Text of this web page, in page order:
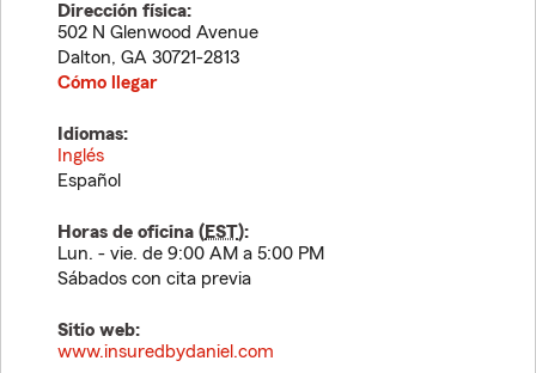
Dirección física:
502 N Glenwood Avenue
Dalton, GA 30721-2813
Cómo llegar
Idiomas:
Inglés
Español
Horas de oficina (EST):
Lun. - vie. de 9:00 AM a 5:00 PM
Sábados con cita previa
Sitio web:
www.insuredbydaniel.com